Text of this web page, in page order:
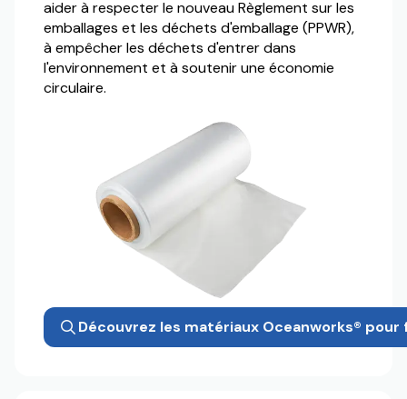
aider à respecter le nouveau Règlement sur les
emballages et les déchets d'emballage (PPWR),
à empêcher les déchets d'entrer dans
l'environnement et à soutenir une économie
circulaire.
Découvrez les matériaux Oceanworks® pour